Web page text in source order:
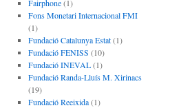
Fairphone(1)
Fons Monetari Internacional FMI
(1)
Fundació Catalunya Estat(1)
Fundació FENISS (10)
Fundació INEVAL(1)
Fundació Randa-Lluís M. Xirinacs
(19)
Fundació Reeixida(1)